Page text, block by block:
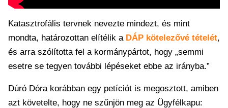
Katasztrofális tervnek nevezte mindezt, és mint
mondta, határozottan elítélik a DÁP kötelezővé tételét,
és arra szólította fel a kormánypártot, hogy „semmi
esetre se tegyen további lépéseket ebbe az irányba.”
Dúró Dóra korábban egy petíciót is megosztott, amiben
azt követelte, hogy ne szűnjön meg az Ügyfélkapu: